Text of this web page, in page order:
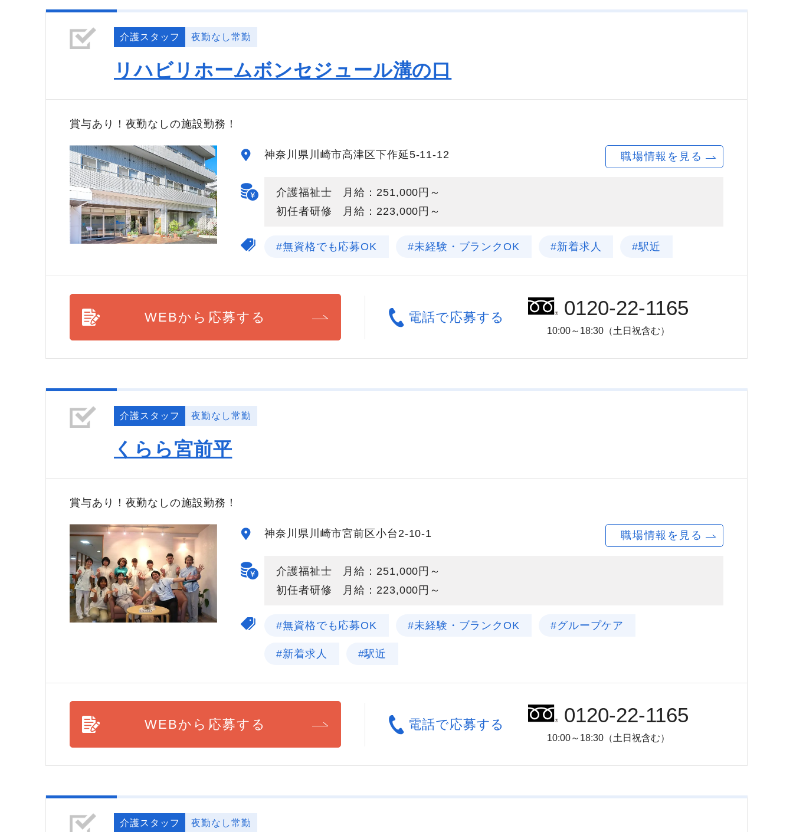
介護スタッフ 夜勤なし常勤
リハビリホームボンセジュール溝の口
賞与あり！夜勤なしの施設勤務！
神奈川県川崎市高津区下作延5-11-12 職場情報を見る
介護福祉士 月給：251,000円～
初任者研修 月給：223,000円～
#無資格でも応募OK #未経験・ブランクOK #新着求人 #駅近
WEBから応募する 電話で応募する 0120-22-1165
10:00～18:30（土日祝含む）
介護スタッフ 夜勤なし常勤
くらら宮前平
賞与あり！夜勤なしの施設勤務！
神奈川県川崎市宮前区小台2-10-1 職場情報を見る
介護福祉士 月給：251,000円～
初任者研修 月給：223,000円～
#無資格でも応募OK #未経験・ブランクOK #グループケア
#新着求人 #駅近
WEBから応募する 電話で応募する 0120-22-1165
10:00～18:30（土日祝含む）
介護スタッフ 夜勤なし常勤